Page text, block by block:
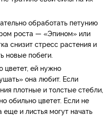
обработать петунию
роста — «Эпином» или
снизит стресс растения и
новые побеги.
цветет, ей нужно
она любит. Если
плотные и толстые стебли,
обильно цветет. Если не
еще и листья могут начать